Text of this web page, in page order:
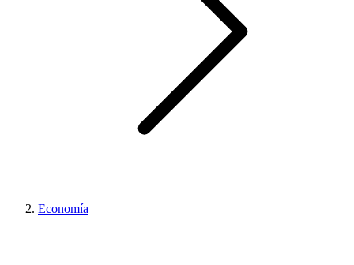
Economía